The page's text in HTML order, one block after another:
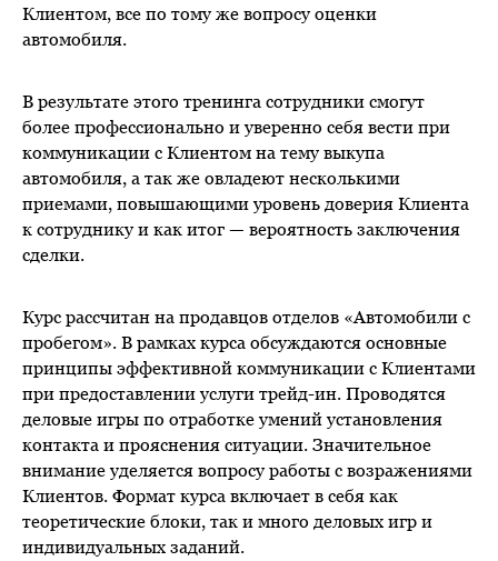
Клиентом, все по тому же вопросу оценки
автомобиля.
В результате этого тренинга сотрудники смогут
более профессионально и уверенно себя вести при
коммуникации с Клиентом на тему выкупа
автомобиля, а так же овладеют несколькими
приемами, повышающими уровень доверия Клиента
к сотруднику и как итог — вероятность заключения
сделки.
Курс рассчитан на продавцов отделов «Автомобили с
пробегом». В рамках курса обсуждаются основные
принципы эффективной коммуникации с Клиентами
при предоставлении услуги трейд-ин. Проводятся
деловые игры по отработке умений установления
контакта и прояснения ситуации. Значительное
внимание уделяется вопросу работы с возражениями
Клиентов. Формат курса включает в себя как
теоретические блоки, так и много деловых игр и
индивидуальных заданий.